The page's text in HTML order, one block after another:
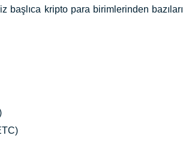
başlıca kripto para birimlerinden bazıları